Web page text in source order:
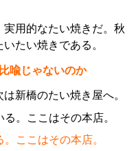
用的なたい焼きだ。秋
たい焼きである。
喩じゃないのか
新橋のたい焼き屋へ。
ここはその本店。